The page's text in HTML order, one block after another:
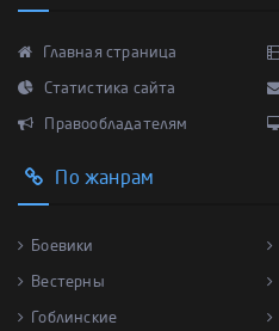
Главная страница
Статистика сайта
Правообладателям
По жанрам
Боевики
Вестерны
Гоблинские